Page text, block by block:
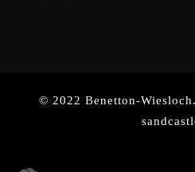
© 2022 Benetton-